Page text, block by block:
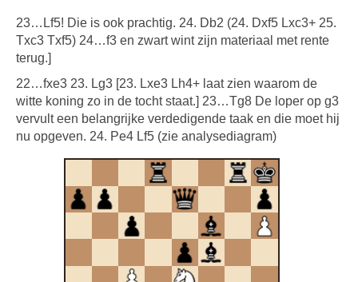
23…Lf5! Die is ook prachtig. 24. Db2 (24. Dxf5 Lxc3+ 25.
Txc3 Txf5) 24…f3 en zwart wint zijn materiaal met rente
terug.]
22…fxe3 23. Lg3 [23. Lxe3 Lh4+ laat zien waarom de
witte koning zo in de tocht staat.] 23…Tg8 De loper op g3
vervult een belangrijke verdedigende taak en die moet hij
nu opgeven. 24. Pe4 Lf5 (zie analysediagram)